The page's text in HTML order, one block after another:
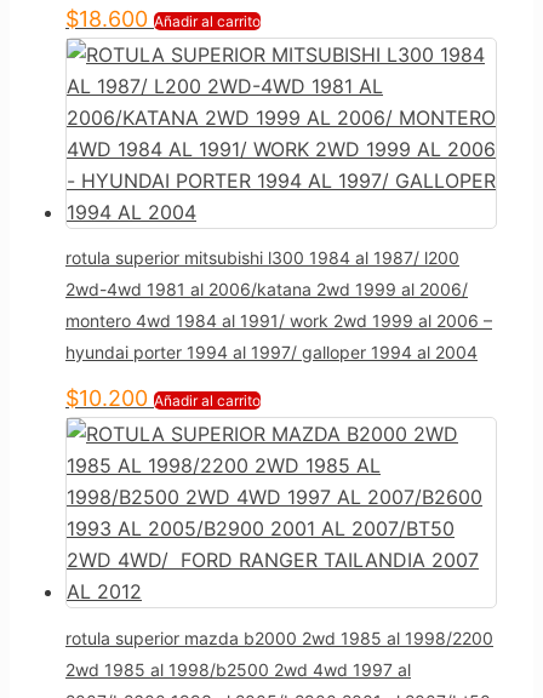
$18.600 Añadir al carrito
rotula superior mitsubishi l300 1984 al 1987/ l200
2wd-4wd 1981 al 2006/katana 2wd 1999 al 2006/
montero 4wd 1984 al 1991/ work 2wd 1999 al 2006 –
hyundai porter 1994 al 1997/ galloper 1994 al 2004
$10.200 Añadir al carrito
rotula superior mazda b2000 2wd 1985 al 1998/2200
2wd 1985 al 1998/b2500 2wd 4wd 1997 al